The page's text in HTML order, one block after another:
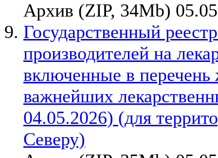
Архив (ZIP, 34Mb)
Государственный
производителей на
включенные в
важнейших
04.05.2026) (для
Северу)